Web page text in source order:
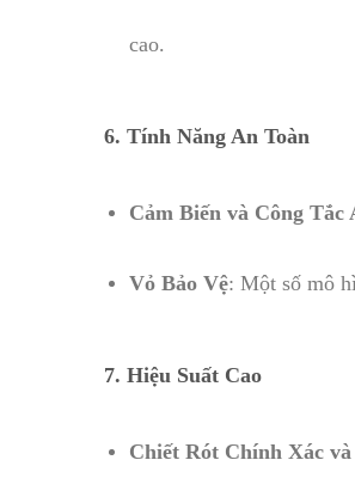
cao.
6. Tính Năng An Toàn
Cảm Biến và Công Tắc
Vỏ Bảo Vệ: Một số mô
7. Hiệu Suất Cao
Chiết Rót Chính Xác